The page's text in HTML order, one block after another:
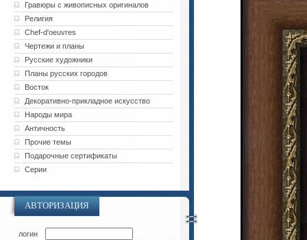
Гравюры с живописных оригиналов
Религия
Chef-d'oeuvres
Чертежи и планы
Русские художники
Планы русских городов
Восток
Декоративно-прикладное искусство
Народы мира
Античность
Прочие темы
Подарочные сертификаты
Серии
АВТОРИЗАЦИЯ
логин